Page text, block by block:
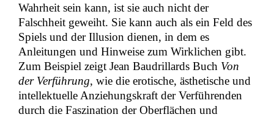
Wahrheit sein kann, ist sie auch nicht der
Falschheit geweiht. Sie kann auch als ein Feld des
Spiels und der Illusion dienen, in dem es
Anleitungen und Hinweise zum Wirklichen gibt.
Zum Beispiel zeigt Jean Baudrillards Buch Von
der Verführung, wie die erotische, ästhetische und
intellektuelle Anziehungskraft der Verführenden
durch die Faszination der Oberflächen und